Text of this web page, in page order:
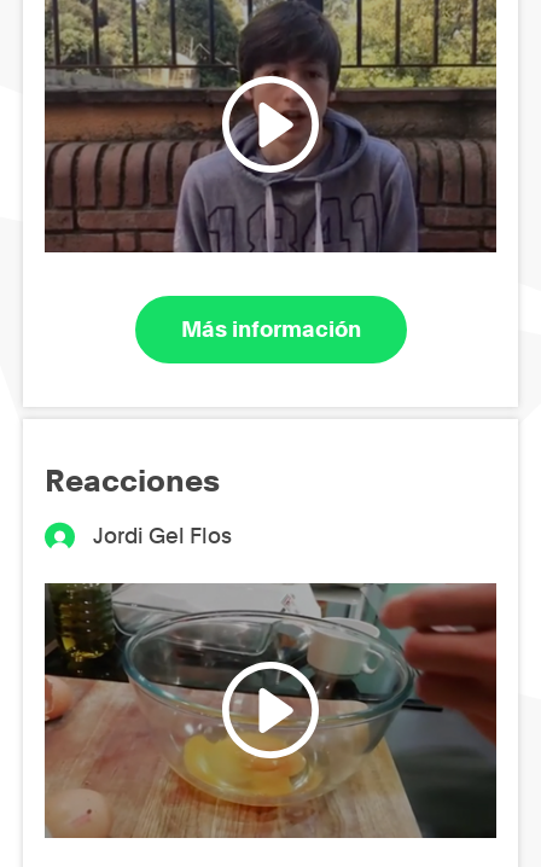
Más información
Reacciones
Jordi Gel Flos